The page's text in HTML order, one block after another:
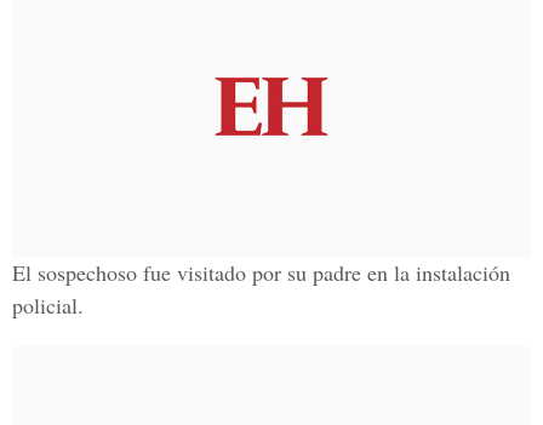
El sospechoso fue visitado por su padre en la instalación
policial.